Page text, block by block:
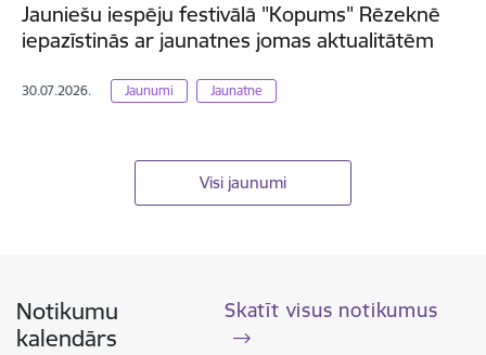
Jauniešu iespēju festivālā "Kopums" Rēzeknē
iepazīstinās ar jaunatnes jomas aktualitātēm
30.07.2026. Jaunumi Jaunatne
Visi jaunumi
Notikumu
kalendārs
Skatīt visus notikumus